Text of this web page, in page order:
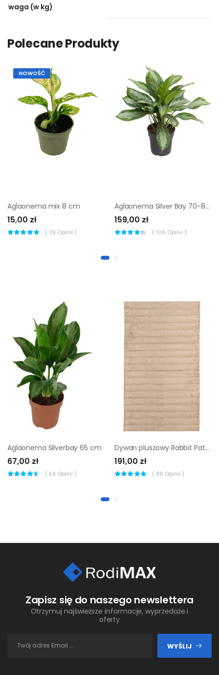
waga (w kg)
Polecane Produkty
NOWOŚĆ
Aglaonema mix 8 cm
15,00 zł
( 39 Opinii )
Aglaonema Silver Bay 70-80 cm
159,00 zł
( 106 Opinii )
Aglaonema Silverbay 65 cm
67,00 zł
( 59 Opinii )
Dywan pluszowy Rabbit Path beżowy 120 x 160 cm
191,00 zł
( 86 Opinii )
Zapisz się do naszego newslettera
Otrzymuj najświeższe informacje, wyprzedaże i
oferty
WYŚLIJ